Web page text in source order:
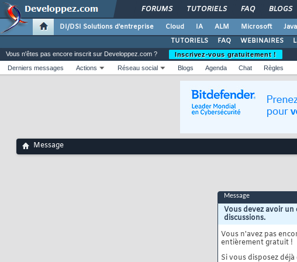
FORUMS TUTORIELS FAQ BLOGS
DI/DSI Solutions d'entreprise Cloud IA ALM Microsoft Java
TUTORIELS
FAQ WEBINAIRES
Vous n'êtes pas encore inscrit sur Developpez.com ?
Inscrivez-vous gratuitement !
Derniers messages
Actions Réseau social Blogs Agenda Chat Règles
Message
Message
Vous devez avoir
discussions.
Vous n'avez pas
entièrement gratuit !
Si vous disposez